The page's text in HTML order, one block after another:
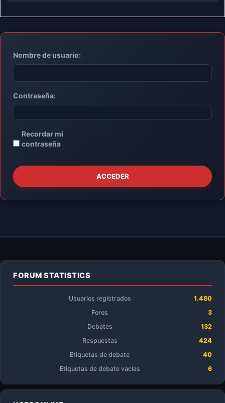
Nombre de usuario:
Contraseña:
Recordar mi
contraseña
ACCEDER
FORUM STATISTICS
Usuarios registrados
1.480
Foros
3
Debates
132
Respuestas
424
Etiquetas de debate
40
Etiquetas de debate vacías
6